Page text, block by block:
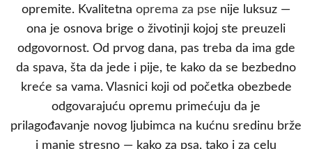
opremite. Kvalitetna oprema za pse nije luksuz —
ona je osnova brige o životinji kojoj ste preuzeli
odgovornost. Od prvog dana, pas treba da ima gde
da spava, šta da jede i pije, te kako da se bezbedno
kreće sa vama. Vlasnici koji od početka obezbede
odgovarajuću opremu primećuju da je
prilagođavanje novog ljubimca na kućnu sredinu brže
i manje stresno — kako za psa, tako i za celu